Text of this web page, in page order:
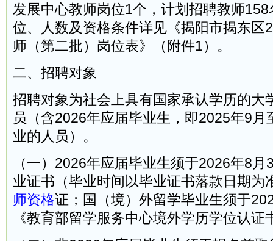
发展中心教师岗位1个，计划招聘教师
位、人数及资格条件详见《揭阳市揭东区
师（第二批）岗位表》（附件1）。
二、招聘对象
招聘对象为社会上具有国家承认学历的大
员（含2026年应届毕业生，即2025年9月
业的人员）。
（一）2026年应届毕业生须于2026年8
业证书（毕业时间以毕业证书落款日期为
师资格证；国（境）外留学毕业生须于
《教育部留学服务中心境外学历学位认证